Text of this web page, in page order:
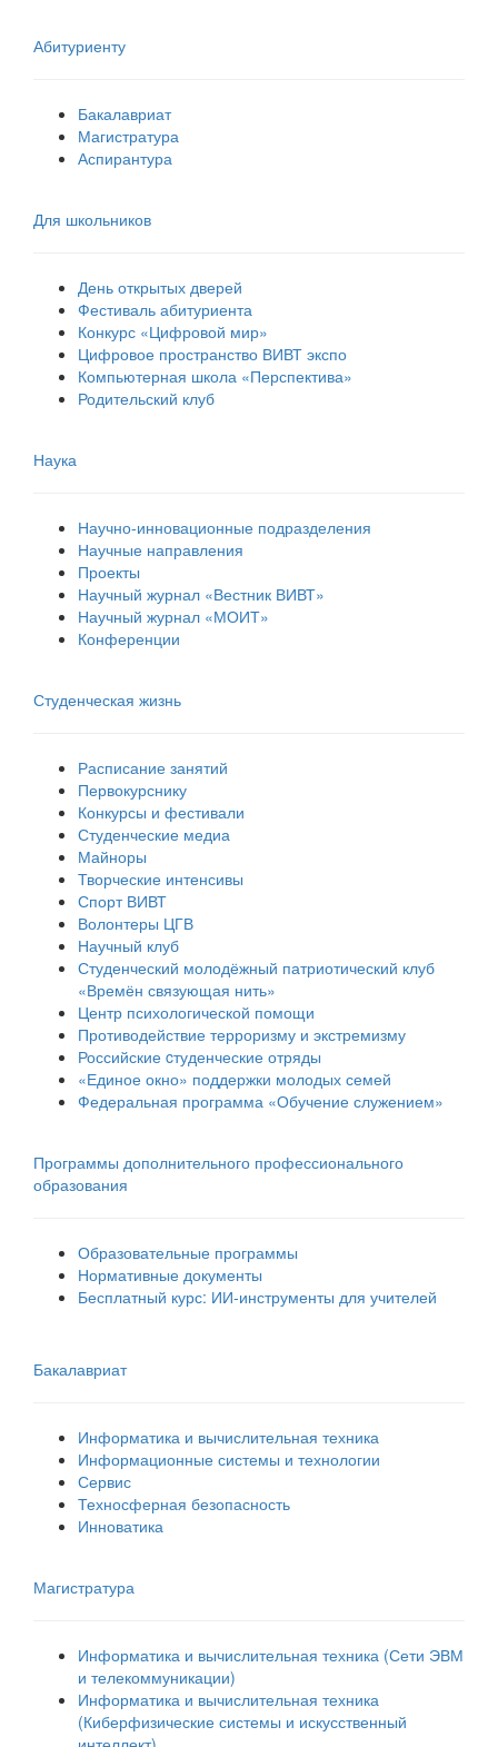
Абитуриенту
Бакалавриат
Магистратура
Аспирантура
Для школьников
День открытых дверей
Фестиваль абитуриента
Конкурс «Цифровой мир»
Цифровое пространство ВИВТ экспо
Компьютерная школа «Перспектива»
Родительский клуб
Наука
Научно-инновационные подразделения
Научные направления
Проекты
Научный журнал «Вестник ВИВТ»
Научный журнал «МОИТ»
Конференции
Студенческая жизнь
Расписание занятий
Первокурснику
Конкурсы и фестивали
Студенческие медиа
Майноры
Творческие интенсивы
Спорт ВИВТ
Волонтеры ЦГВ
Научный клуб
Студенческий молодёжный патриотический клуб
«Времён связующая нить»
Центр психологической помощи
Противодействие терроризму и экстремизму
Российские cтуденческие отряды
«Единое окно» поддержки молодых семей
Федеральная программа «Обучение служением»
Программы дополнительного профессионального
образования
Образовательные программы
Нормативные документы
Бесплатный курс: ИИ‑инструменты для учителей
Бакалавриат
Информатика и вычислительная техника
Информационные системы и технологии
Сервис
Техносферная безопасность
Инноватика
Магистратура
Информатика и вычислительная техника (Сети ЭВМ
и телекоммуникации)
Информатика и вычислительная техника
(Киберфизические системы и искусственный